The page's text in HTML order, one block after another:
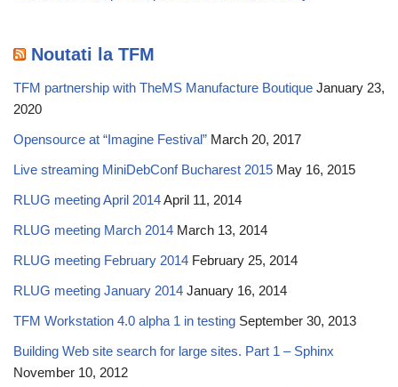
Noutati la TFM
TFM partnership with TheMS Manufacture Boutique January 23,
2020
Opensource at “Imagine Festival” March 20, 2017
Live streaming MiniDebConf Bucharest 2015 May 16, 2015
RLUG meeting April 2014April 11, 2014
RLUG meeting March 2014 March 13, 2014
RLUG meeting February 2014 February 25, 2014
RLUG meeting January 2014 January 16, 2014
TFM Workstation 4.0 alpha 1 in testing September 30, 2013
Building Web site search for large sites. Part 1 – Sphinx
November 10, 2012